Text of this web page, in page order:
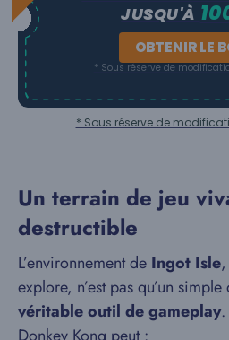
JUSQU'À
OBTENIR LE
* Sous réserve de
* Sous réserve de
Un terrain de jeu
destructible
L’environnement de Ingot Isle
explore, n’est pas qu’un
véritable outil de gameplay
Donkey Kong peut :